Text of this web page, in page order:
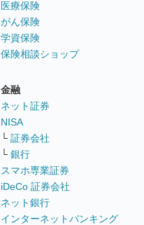
医療保険
がん保険
学資保険
保険相談ショップ
金融
ネット証券
NISA
└ 証券会社
└ 銀行
スマホ専業証券
iDeCo 証券会社
ネット銀行
インターネットバンキング